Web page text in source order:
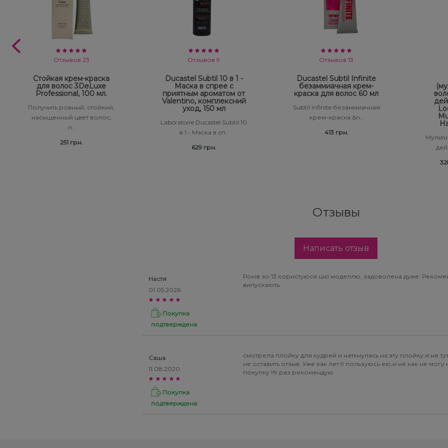
Отзывов 23
Стойкая крем-краска
для волос 3DeLuxe
Professional, 100 мл.
Получить ровный, стойкий,
насыщенный цвет волос,
п..
251 грн.
Отзывов 9
Ducastel Subtil 10 в 1 -
Маска в спрее с
приятным ароматом от
Valentino, комплексний
уход, 150 мл
Laboratoire Ducastel Subtil 10
в 1 - Маска в сп..
629 грн.
Отзывов 13
Ducastel Subtil Infinite
безаммиачная крем-
краска для волос 60 мл
Subtil Infinite безаммиачная
крем-краска &n..
413 грн.
Отзывы
Написать отзыв
Настя
01.05.2026
Покупка
подтверждена
Років зо 13 користуюся цієї моделлю, задоволена дуже.
випускають.
Саша
11.08.2020
Покупка
подтверждена
смотрела плойку для кудрей и наткнулась на эту плойку.я не
не оставить отзыв. Уже как лет 9 пользуюсь ею,и не как не могу
покупку !!9 раз рекомендую